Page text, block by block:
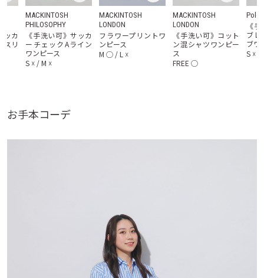
ッカ
スリ
MACKINTOSH
PHILOSOPHY
《手洗い可》サッカ
ーチェックAライン
ワンピース
S ☓ / M ☓
MACKINTOSH
LONDON
フラワープリントワ
ンピース
M ◯ / L ☓
MACKINTOSH
LONDON
《手洗い可》コット
ン混シャツワンピー
ス
FREE ◯
Polo
《
ブレ
ブワ
S ☓
お手本コーデ